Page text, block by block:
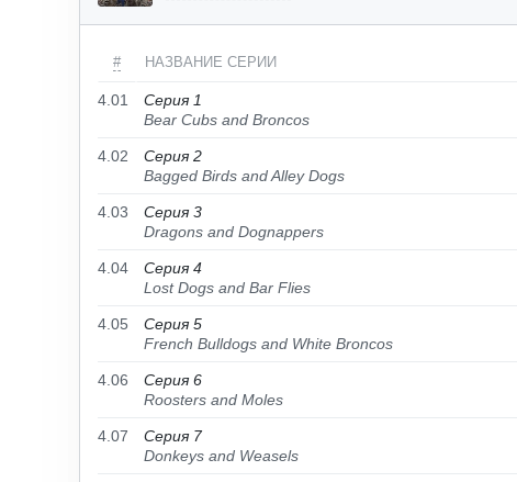
# НАЗВАНИЕ СЕРИИ
4.01
Серия 1
Bear Cubs and Broncos
4.02
Серия 2
Bagged Birds and Alley Dogs
4.03
Серия 3
Dragons and Dognappers
4.04
Серия 4
Lost Dogs and Bar Flies
4.05
Серия 5
French Bulldogs and White Broncos
4.06
Серия 6
Roosters and Moles
4.07
Серия 7
Donkeys and Weasels